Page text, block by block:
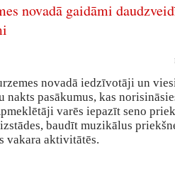
novadā gaidāmi
novadā iedzīvotāji un
nakts pasākumus, kas
varēs iepazīt seno
baudīt muzikālus
vakara aktivitātēs.